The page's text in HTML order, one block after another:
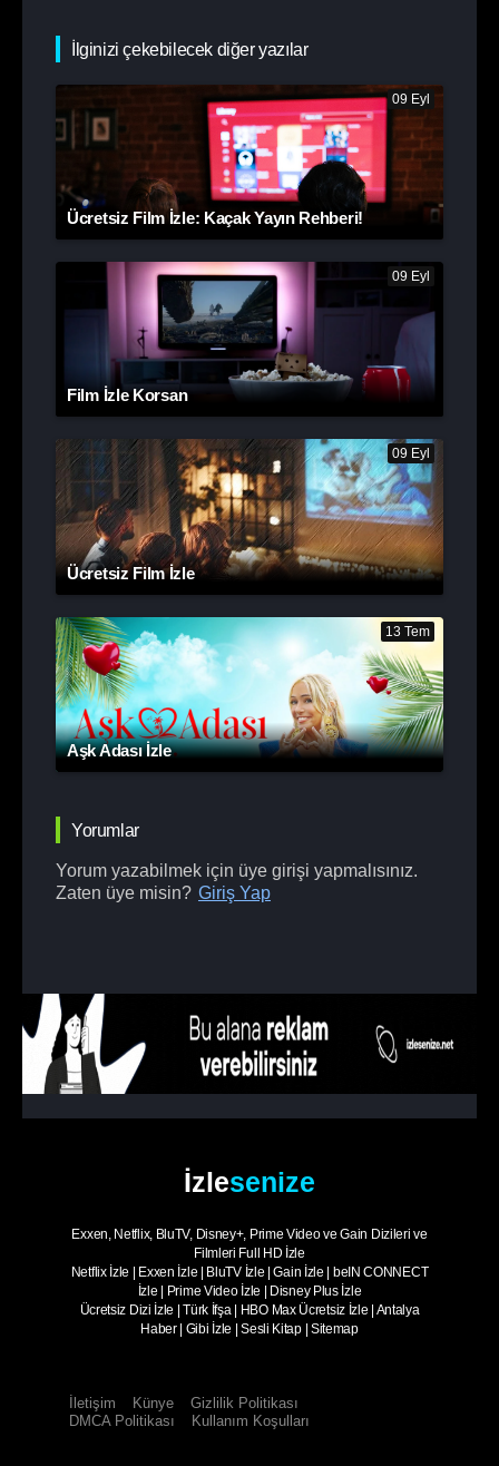
İlginizi çekebilecek diğer yazılar
09 Eyl
Ücretsiz Film İzle: Kaçak Yayın Rehberi!
09 Eyl
Film İzle Korsan
09 Eyl
Ücretsiz Film İzle
13 Tem
Aşk Adası İzle
Yorumlar
Yorum yazabilmek için üye girişi yapmalısınız.
Zaten üye misin? Giriş Yap
İzlesenize
Exxen, Netflix, BluTV, Disney+, Prime Video ve Gain Dizileri ve
Filmleri Full HD İzle
Netflix İzle | Exxen İzle | BluTV İzle |Gain İzle | beIN CONNECT
İzle | Prime Video İzle | Disney Plus İzle
Ücretsiz Dizi İzle |Türk İfşa | HBO Max Ücretsiz İzle | Antalya
Haber| Gibi İzle |Sesli Kitap| Sitemap
İletişim Künye
Gizlilik Politikası
DMCA Politikası
Kullanım Koşulları